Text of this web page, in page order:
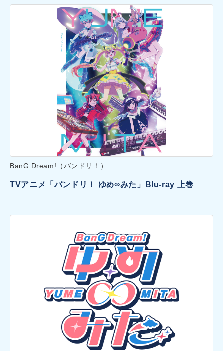
BanG Dream!（バンドリ！）
TVアニメ「バンドリ！ ゆめ∞みた」Blu-ray 上巻